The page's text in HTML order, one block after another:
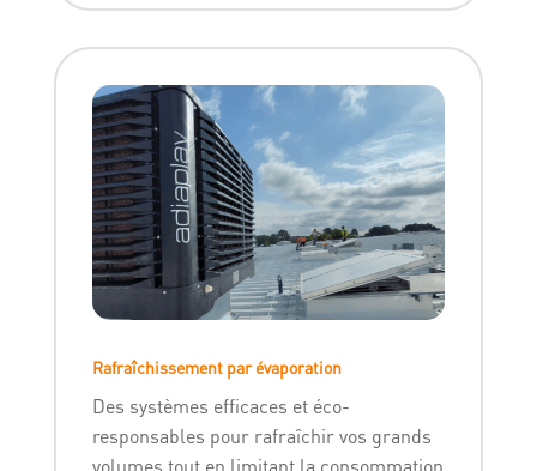
Rafraîchissement par évaporation
Des systèmes efficaces et éco-
responsables pour rafraîchir vos grands
volumes tout en limitant la consommation